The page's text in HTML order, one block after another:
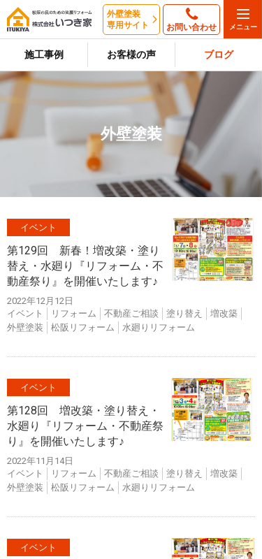
外壁塗装
専用サイト
お問い合わせ
施工事例 お客様の声 ブログ
外壁塗装
イベント
第129回 新春！増改築・塗り
替え・水廻り『リフォーム・不
動産祭り』を開催いたします♪
2022年12月12日
イベント
リフォーム 不動産ご相談 塗り替え
増改築
外壁塗装
松阪リフォーム 水廻りリフォーム
イベント
第128回 増改築・塗り替え・
水廻り『リフォーム・不動産祭
り』を開催いたします♪
2022年11月14日
イベント
リフォーム 不動産ご相談 塗り替え
増改築
外壁塗装
松阪リフォーム 水廻りリフォーム
イベント